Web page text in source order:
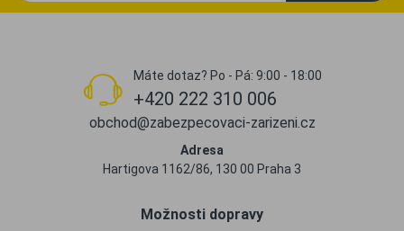
Máte dotaz? Po - Pá: 9:00 - 18:00
+420 222 310 006
obchod@zabezpecovaci-zarizeni.cz
Adresa
Hartigova 1162/86, 130 00 Praha 3
Možnosti dopravy